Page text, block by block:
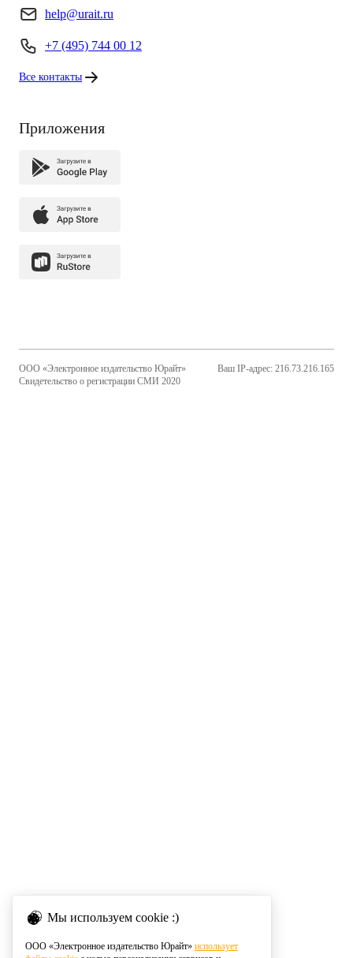
Мы используем cookie :)
ООО «Электронное издательство Юрайт» использует
help@urait.ru
+7 (495) 744 00 12
Все контакты
Приложения
ООО «Электронное издательство Юрайт»
Свидетельство о регистрации СМИ 2020
Ваш IP-адрес: 216.73.216.165